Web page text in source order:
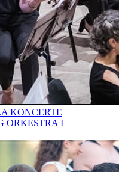
KONCERTE
ORKESTRA I